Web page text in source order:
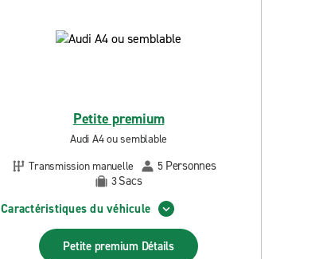
Petite premium
Audi A4 ou semblable
Transmission manuelle
5 Personnes
3Sacs
Caractéristiques du véhicule
Petite premium Détails